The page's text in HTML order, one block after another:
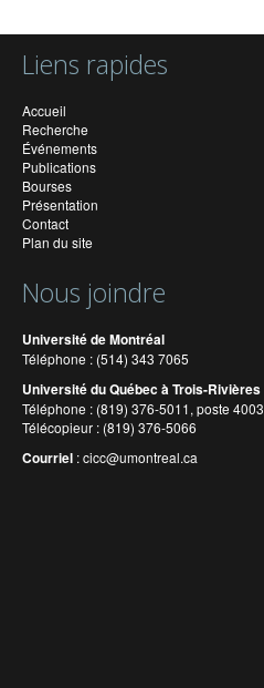
Liens rapides
Accueil
Recherche
Événements
Publications
Bourses
Présentation
Contact
Plan du site
Nous joindre
Université de Montréal
Téléphone : (514) 343 7065
Université du Québec à Trois-Rivières
Téléphone : (819) 376-5011, poste 4003
Télécopieur : (819) 376-5066
Courriel :cicc@umontreal.ca